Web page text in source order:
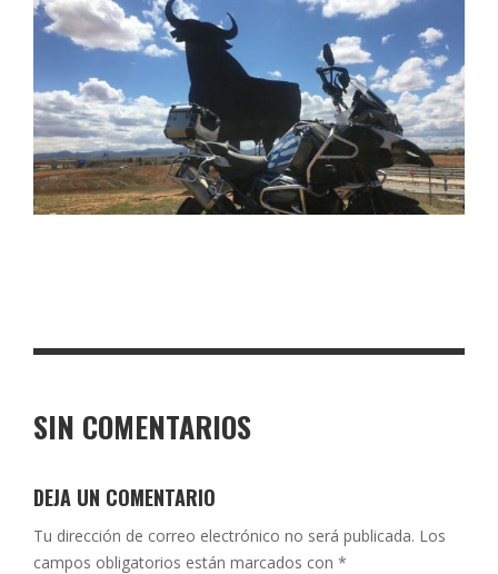
SIN COMENTARIOS
DEJA UN COMENTARIO
Tu dirección de correo electrónico no será publicada. Los
campos obligatorios están marcados con *